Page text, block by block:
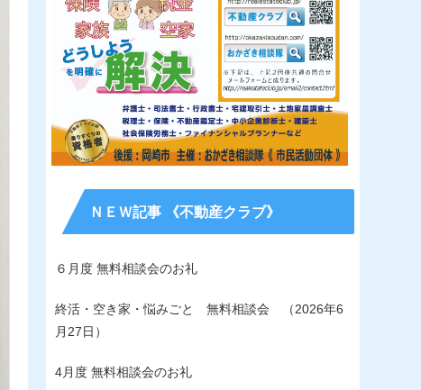
ＮＥＷ記事 《不動産クラブ》
６月度 無料相談会のお礼
終活・空き家・悩みごと 無料相談会 （2026年6
月27日）
4月度 無料相談会のお礼